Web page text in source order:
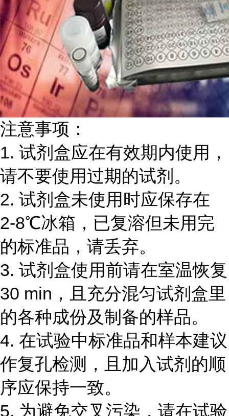
注意事项：
1. 试剂盒应在有效期内使用，
请不要使用过期的试剂。
2. 试剂盒未使用时应保存在
2-8℃冰箱，已复溶但未用完
的标准品，请丢弃。
3. 试剂盒使用前请在室温恢复
30 min ，且充分混匀试剂盒里
的各种成份及制备的样品。
4. 在试验中标准品和样本建议
作复孔检测，且加入试剂的顺
序应保持一致。
5. 为避免交叉污染，请在试验